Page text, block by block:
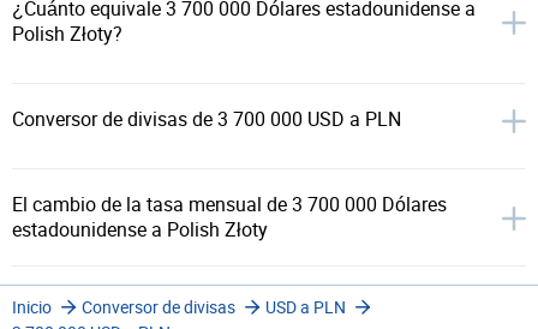
¿Cuánto equivale 3 700 000 Dólares estadounidense a
Polish Złoty?
Conversor de divisas de 3 700 000 USD a PLN
El cambio de la tasa mensual de 3 700 000 Dólares
estadounidense a Polish Złoty
Inicio Conversor de divisas
USD a PLN